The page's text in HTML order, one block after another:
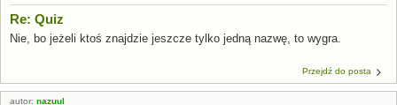
Re: Quiz
Nie, bo jeżeli ktoś znajdzie jeszcze tylko jedną nazwę, to wygra.
Przejdź do posta
autor: nazuul